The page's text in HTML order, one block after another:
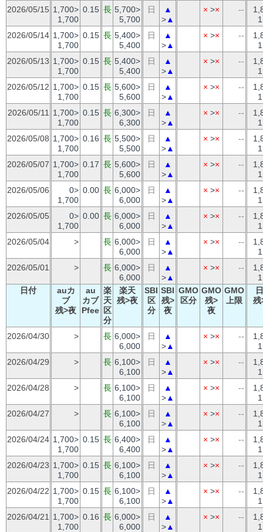
2026/05/15 1,700>
1,700
0.15 長 5,700>
5,700
日
▲
>▲
× >× --
2026/05/14 1,700>
1,700
0.15 長 5,400>
5,400
日
▲
>▲
× >× --
2026/05/13 1,700>
1,700
0.15 長 5,400>
5,400
日
▲
>▲
× >× --
2026/05/12 1,700>
1,700
0.15 長 5,600>
5,600
日
▲
>▲
× >× --
2026/05/11
1,700>
1,700
0.15 長 6,300>
6,300
日
▲
>▲
× >× --
2026/05/08 1,700>
1,700
0.16 長 5,500>
5,500
日
▲
>▲
× >× --
2026/05/07 1,700>
1,700
0.17 長 5,600>
5,600
日
▲
>▲
× >× --
2026/05/06
0>
1,700
0.00 長 6,000>
6,000
日
▲
>▲
× >× --
2026/05/05
0>
1,700
0.00 長 6,000>
6,000
日
▲
>▲
× >× --
2026/05/04
> 長 6,000>
6,000
日
▲
>▲
× >× --
2026/05/01
> 長 6,000>
6,000
日
▲
>▲
× >× --
日付
auカ
ブ
残>夜
au
カブ
Pfee
楽
天
区
分
楽天
残>夜
SBI
区
分
SBI
残>
夜
GMO
区分
GMO
残>
夜
GMO
上限
残
2026/04/30 > 長 6,000>
6,000
日
▲
>▲
× >× --
2026/04/29
> 長 6,100>
6,100
日
▲
>▲
× >× --
2026/04/28
> 長 6,100>
6,100
日
▲
>▲
× >× --
2026/04/27
> 長 6,100>
6,100
日
▲
>▲
× >× --
2026/04/24 1,700>
1,700
0.15 長 6,400>
6,400
日
▲
>▲
× >× --
2026/04/23 1,700>
1,700
0.15 長 6,100>
6,100
日
▲
>▲
× >× --
2026/04/22 1,700>
1,700
0.15 長 6,100>
6,100
日
▲
>▲
× >× --
2026/04/21
1,700>
1,700
0.16 長 6,000>
6,000
日
▲
>▲
× >× --